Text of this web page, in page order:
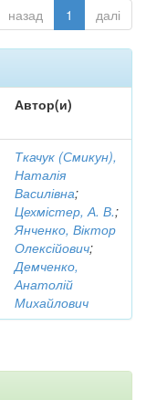
назад 1 далі
Автор(и)
Ткачук (Смикун),
Наталія
Василівна;
Цехмістер, А. В.;
Янченко, Віктор
Олексійович;
Демченко,
Анатолій
Михайлович